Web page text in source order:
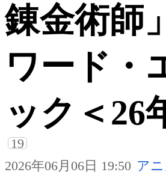
錬金術師
ワード・
ック＜26
19
2026年06月06日 19:50 ア